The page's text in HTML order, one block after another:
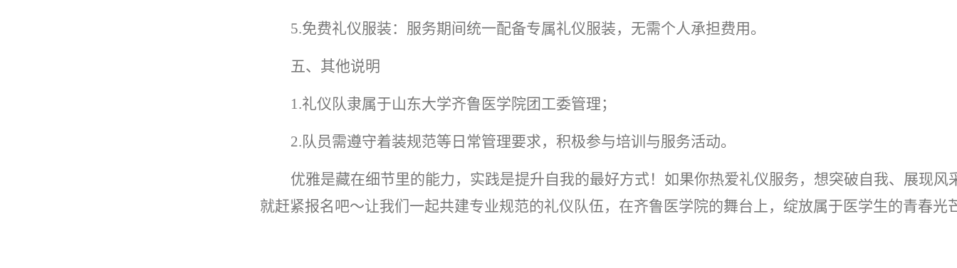
5.免费礼仪服装：服务期间统一配备专属礼仪服装，无需个人承担费用。
五、其他说明
1.礼仪队隶属于山东大学齐鲁医学院团工委管理；
2.队员需遵守着装规范等日常管理要求，积极参与培训与服务活动。
优雅是藏在细节里的能力，实践是提升自我的最好方式！如果你热爱礼仪服务，想突破自我、展现风
就赶紧报名吧～让我们一起共建专业规范的礼仪队伍，在齐鲁医学院的舞台上，绽放属于医学生的青春光